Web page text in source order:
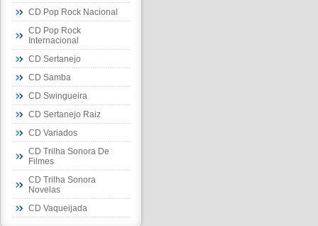
CD Pop Rock Nacional
CD Pop Rock
Internacional
CD Sertanejo
CD Samba
CD Swingueira
CD Sertanejo Raiz
CD Variados
CD Trilha Sonora De
Filmes
CD Trilha Sonora
Novelas
CD Vaqueijada